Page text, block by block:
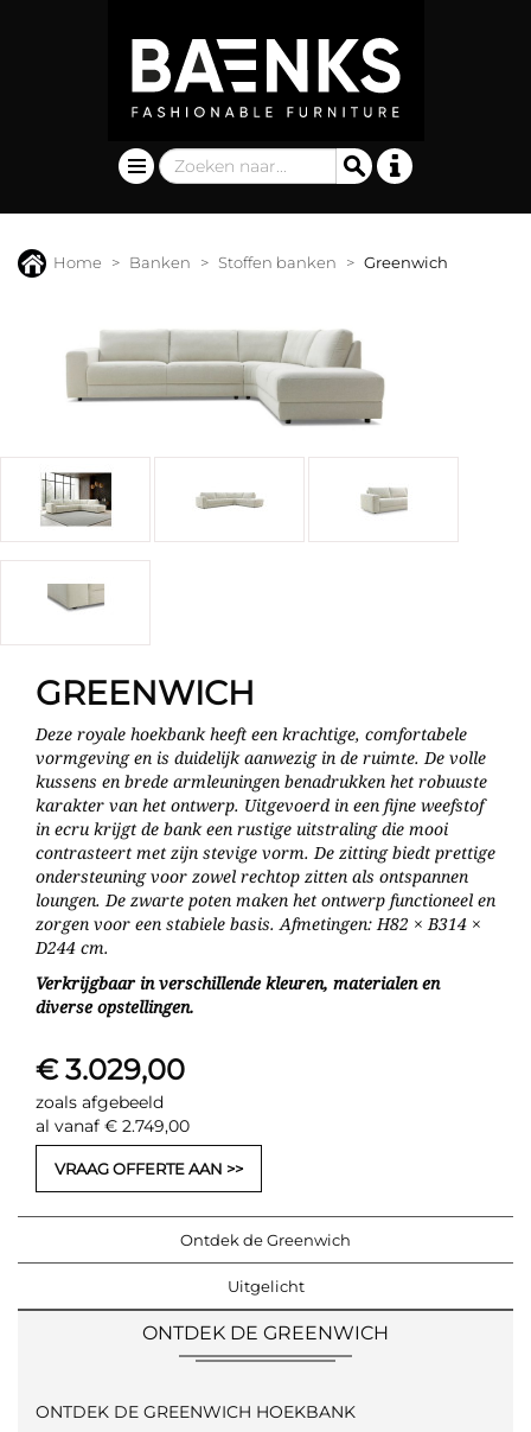
Home Banken Stoffen banken Greenwich
GREENWICH
Deze royale hoekbank heeft een krachtige, comfortabele
vormgeving en is duidelijk aanwezig in de ruimte. De volle
kussens en brede armleuningen benadrukken het robuuste
karakter van het ontwerp. Uitgevoerd in een fijne weefstof
in ecru krijgt de bank een rustige uitstraling die mooi
contrasteert met zijn stevige vorm. De zitting biedt prettige
ondersteuning voor zowel rechtop zitten als ontspannen
loungen. De zwarte poten maken het ontwerp functioneel en
zorgen voor een stabiele basis. Afmetingen: H82 × B314 ×
D244 cm.
Verkrijgbaar in verschillende kleuren, materialen en
diverse opstellingen.
€ 3.029,00
zoals afgebeeld
al vanaf € 2.749,00
VRAAG OFFERTE AAN
Ontdek de Greenwich
Uitgelicht
ONTDEK DE GREENWICH
ONTDEK DE GREENWICH HOEKBANK